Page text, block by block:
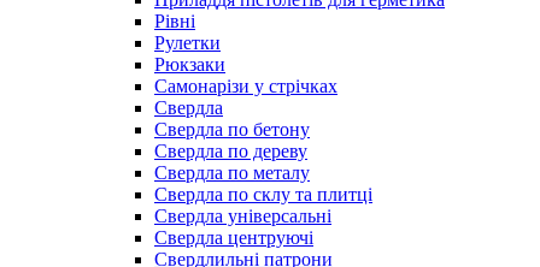
Рівні
Рулетки
Рюкзаки
Самонарізи у стрічках
Свердла
Свердла по бетону
Свердла по дереву
Свердла по металу
Свердла по склу та плитці
Свердла універсальні
Свердла центруючі
Свердлильні патрони